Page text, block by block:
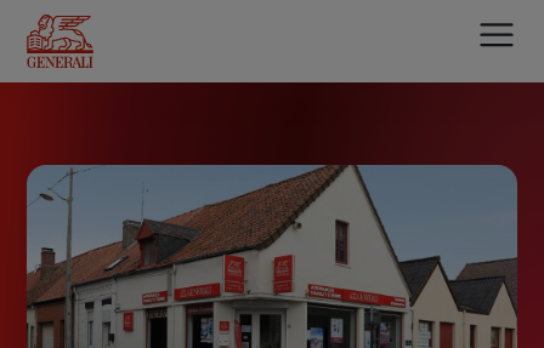
contenu
principal